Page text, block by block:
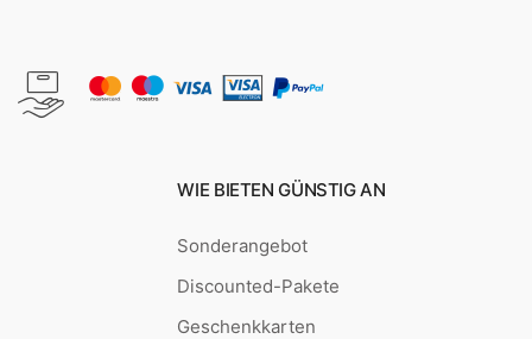
WIE BIETEN GÜNSTIG AN
Sonderangebot
Discounted-Pakete
Geschenkkarten